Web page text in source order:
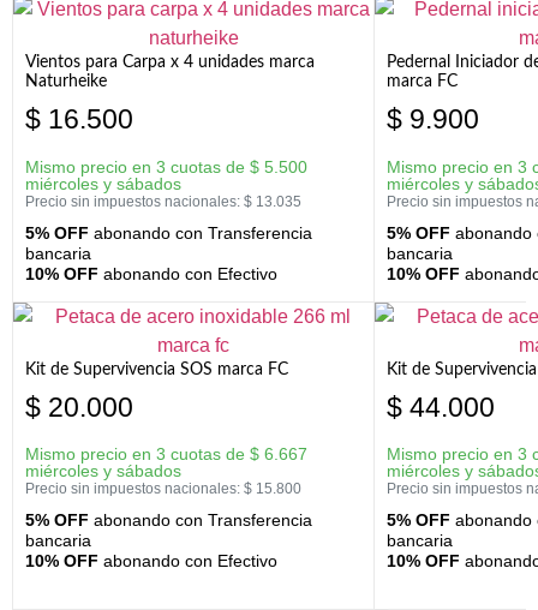
Vientos para Carpa x 4 unidades marca
Naturheike
$ 16.500
Mismo precio en 3 cuotas de $ 5.500
miércoles y sábados
Precio sin impuestos nacionales: $ 13.035
5% OFF abonando con Transferencia
bancaria
10% OFF abonando con Efectivo
Pedernal Iniciador
marca FC
$ 9.900
Mismo precio en 3
miércoles y
Precio sin impuestos
5% OFF abonando
bancaria
10% OFF
Kit de Supervivencia SOS marca FC
$ 20.000
Mismo precio en 3 cuotas de $ 6.667
miércoles y sábados
Precio sin impuestos nacionales: $ 15.800
5% OFF abonando con Transferencia
bancaria
10% OFF abonando con Efectivo
Kit de
$ 44.000
Mismo precio en 3
miércoles y
Precio sin impuestos
5% OFF abonando
bancaria
10% OFF